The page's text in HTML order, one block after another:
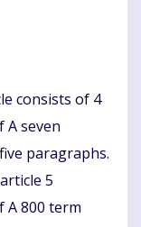
consists of 4
A seven
paragraphs.
5
A 800 term